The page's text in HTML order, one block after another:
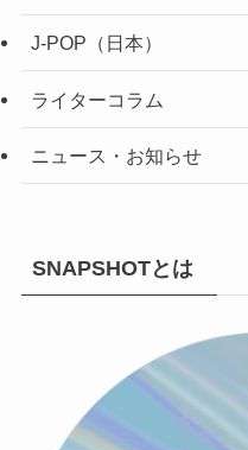
J-POP（日本）
ライターコラム
ニュース・お知らせ
SNAPSHOTとは